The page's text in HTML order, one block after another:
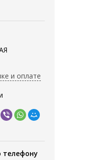
и оплате
телефону